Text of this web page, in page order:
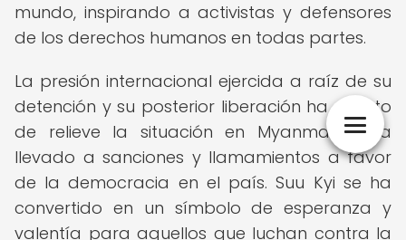
mundo, inspirando a activistas y defensores
de los derechos humanos en todas partes.
La presión internacional ejercida a raíz de su
detención y su posterior liberación ha puesto
de relieve la situación en Myanmar y ha
llevado a sanciones y llamamientos a favor
de la democracia en el país. Suu Kyi se ha
convertido en un símbolo de esperanza y
valentía para aquellos que luchan contra la